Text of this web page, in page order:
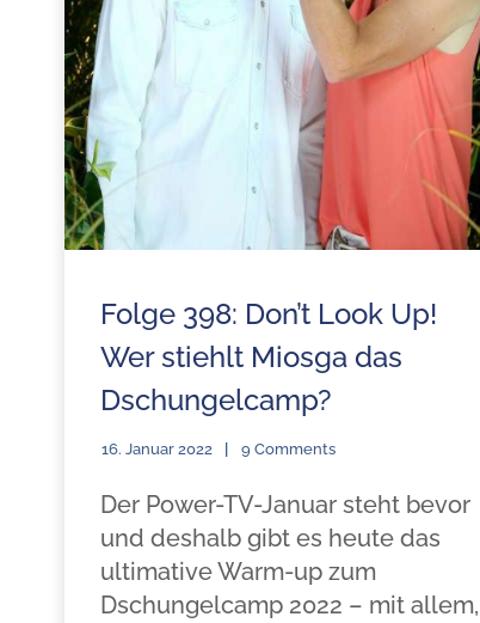
Folge 398: Don’t Look Up!
Wer stiehlt Miosga das
Dschungelcamp?
16. Januar 2022 9 Comments
Der Power-TV-Januar steht bevor
und deshalb gibt es heute das
ultimative Warm-up zum
Dschungelcamp 2022 – mit allem,